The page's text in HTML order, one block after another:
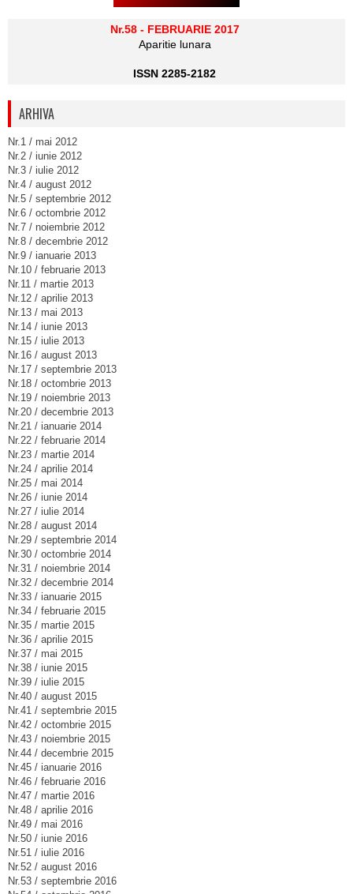
Nr.58 - FEBRUARIE 2017
Aparitie lunara
ISSN 2285-2182
ARHIVA
Nr.1 / mai 2012
Nr.2 / iunie 2012
Nr.3 / iulie 2012
Nr.4 / august 2012
Nr.5 / septembrie 2012
Nr.6 / octombrie 2012
Nr.7 / noiembrie 2012
Nr.8 / decembrie 2012
Nr.9 / ianuarie 2013
Nr.10 / februarie 2013
Nr.11 / martie 2013
Nr.12 / aprilie 2013
Nr.13 / mai 2013
Nr.14 / iunie 2013
Nr.15 / iulie 2013
Nr.16 / august 2013
Nr.17 / septembrie 2013
Nr.18 / octombrie 2013
Nr.19 / noiembrie 2013
Nr.20 / decembrie 2013
Nr.21 / ianuarie 2014
Nr.22 / februarie 2014
Nr.23 / martie 2014
Nr.24 / aprilie 2014
Nr.25 / mai 2014
Nr.26 / iunie 2014
Nr.27 / iulie 2014
Nr.28 / august 2014
Nr.29 / septembrie 2014
Nr.30 / octombrie 2014
Nr.31 / noiembrie 2014
Nr.32 / decembrie 2014
Nr.33 / ianuarie 2015
Nr.34 / februarie 2015
Nr.35 / martie 2015
Nr.36 / aprilie 2015
Nr.37 / mai 2015
Nr.38 / iunie 2015
Nr.39 / iulie 2015
Nr.40 / august 2015
Nr.41 / septembrie 2015
Nr.42 / octombrie 2015
Nr.43 / noiembrie 2015
Nr.44 / decembrie 2015
Nr.45 / ianuarie 2016
Nr.46 / februarie 2016
Nr.47 / martie 2016
Nr.48 / aprilie 2016
Nr.49 / mai 2016
Nr.50 / iunie 2016
Nr.51 / iulie 2016
Nr.52 / august 2016
Nr.53 / septembrie 2016